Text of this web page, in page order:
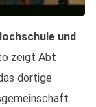
und
zeigt Abt
dortige